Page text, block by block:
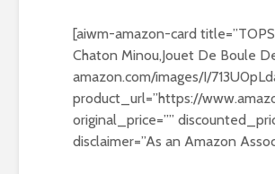
[aiwm-amazon-card
Chaton Minou,Jouet De Boule
amazon.com/images/I/
product_url=”https://
original_price=””
disclaimer=”As an Amazon